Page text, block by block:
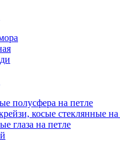
полусфера на петле
косые стеклянные на
глаза на петле